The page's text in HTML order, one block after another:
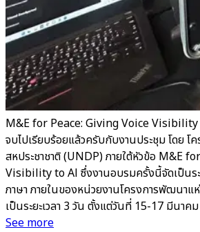
M&E for Peace: Giving Voice
จบไปเรียบร้อยแล้วครับกับงานประชุม โดย
สหประชาชาติ (UNDP) ภายใต้หัวข้อ M&E
Visibility to Al ซึ่งงานอบรมครั้งนี้จัดเป็น
ภาษา ภายในของหน่วยงานโครงการพัฒนาแ
เป็นระยะเวลา 3 วัน ตั้งแต่วันที่ 15-17 มีนาค
See more